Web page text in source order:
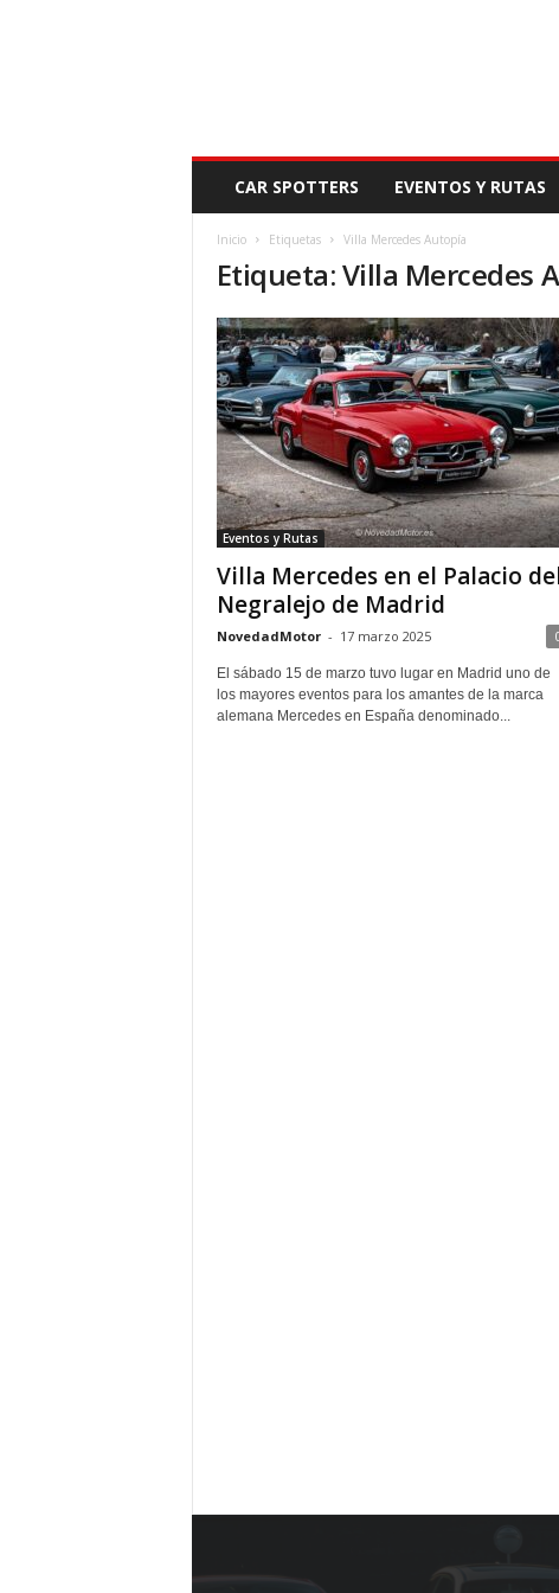
V
CAR SPOTTERS EVENTOS Y RUTAS
Inicio Etiquetas Villa Mercedes Autopía
Etiqueta: Villa Mercedes
Eventos y Rutas
Villa Mercedes en el Palacio
Negralejo de Madrid
NovedadMotor - 17 marzo 2025
El sábado 15 de marzo tuvo lugar en Madrid uno de
los mayores eventos para los amantes de la marca
alemana Mercedes en España denominado...